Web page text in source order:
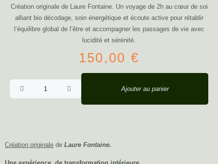
Création originale de Laure Fontaine. Un voyage de 2h au cœur de soi
alliant bio décodage, soin énergétique et écoute active pour rétablir
l’équilibre global de l’être et accompagner les passages de vie avec
lucidité et sérénité.
150,00 €
Ajouter au panier
Création originale de Laure Fontaine.